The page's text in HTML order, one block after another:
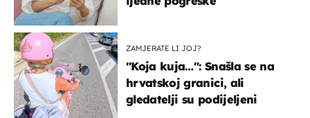
ZAMJERATE LI JOJ?
"Koja kuja…": Snašla se na
hrvatskoj granici, ali
gledatelji su podijeljeni